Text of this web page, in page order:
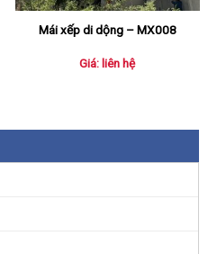
Mái xếp di dộng – MX008
Giá: liên hệ